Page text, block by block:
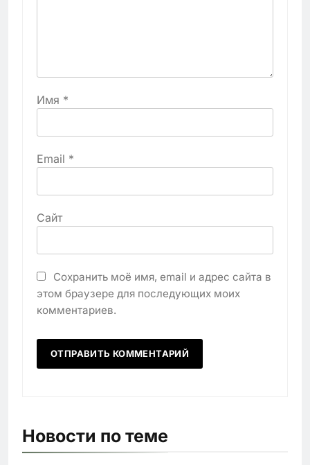
Имя *
Email *
Сайт
Сохранить моё имя, email и адрес сайта в
этом браузере для последующих моих
комментариев.
Новости по теме